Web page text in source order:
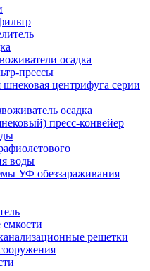
осадка
прессы
шнековая центрифуга серии
осадка
пресс-конвейер
воды
УФ обеззараживания
решетки